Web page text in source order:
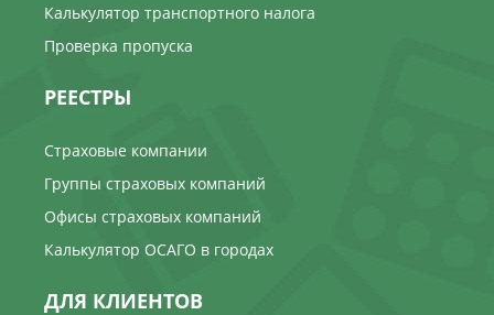
Калькулятор транспортного налога
Проверка пропуска
РЕЕСТРЫ
Страховые компании
Группы страховых компаний
Офисы страховых компаний
Калькулятор ОСАГО в городах
ДЛЯ КЛИЕНТОВ